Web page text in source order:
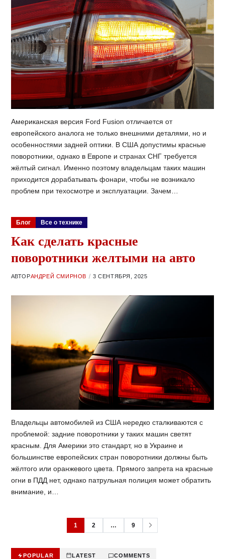
Американская версия Ford Fusion отличается от
европейского аналога не только внешними деталями, но и
особенностями задней оптики. В США допустимы красные
поворотники, однако в Европе и странах СНГ требуется
жёлтый сигнал. Именно поэтому владельцам таких машин
приходится дорабатывать фонари, чтобы не возникало
проблем при техосмотре и эксплуатации. Зачем…
Блог Все о технике
Как сделать красные
поворотники желтыми на авто
АВТОРАНДРЕЙ СМИРНОВ 3 СЕНТЯБРЯ, 2025
Владельцы автомобилей из США нередко сталкиваются с
проблемой: задние поворотники у таких машин светят
красным. Для Америки это стандарт, но в Украине и
большинстве европейских стран поворотники должны быть
жёлтого или оранжевого цвета. Прямого запрета на красные
огни в ПДД нет, однако патрульная полиция может обратить
внимание, и…
1 2 … 9
POPULAR LATEST COMMENTS